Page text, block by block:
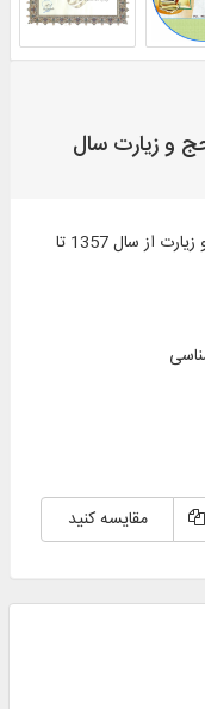
و زیارت سال
شامل کتاب های منتشر شده در موضوع حج و زیارت از سال 1357 تا
مقایسه کنید